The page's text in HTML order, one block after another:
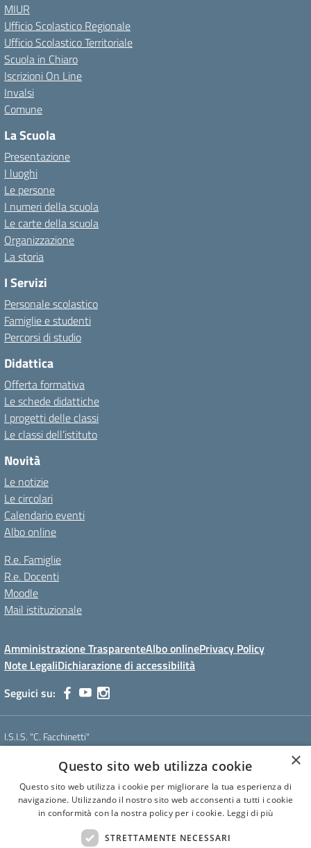
MIUR
Ufficio Scolastico Regionale
Ufficio Scolastico Territoriale
Scuola in Chiaro
Iscrizioni On Line
Invalsi
Comune
La Scuola
Presentazione
I luoghi
Le persone
I numeri della scuola
Le carte della scuola
Organizzazione
La storia
I Servizi
Personale scolastico
Famiglie e studenti
Percorsi di studio
Didattica
Offerta formativa
Le schede didattiche
I progetti delle classi
Le classi dell’istituto
Novità
Le notizie
Le circolari
Calendario eventi
Albo online
R.e. Famiglie
R.e. Docenti
Moodle
Mail istituzionale
Amministrazione TrasparenteAlbo onlinePrivacy Policy
Note LegaliDichiarazione di accessibilità
Seguici su:
I.S.I.S. "C. Facchinetti"
Tel. 0331 635718 - E-mail: vais01900e@istruzione.it - Pec:
vais01900e@pec.istruzione.it
Codice meccanografico: VAIS01900E
Codice Fiscale: 81009250127
×
Questo sito web utilizza cookie
Questo sito web utilizza i cookie per migliorare la tua esperienza di
navigazione. Utilizzando il nostro sito web acconsenti a tutti i cookie
in conformità con la nostra policy per i cookie. Leggi di più
STRETTAMENTE NECESSARI